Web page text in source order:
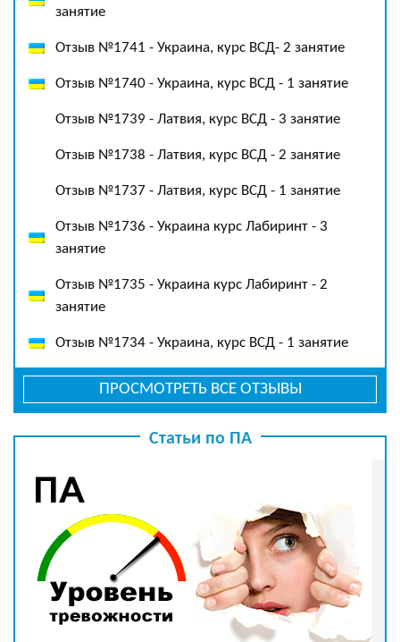
занятие
Отзыв №1741 - Украина, курс ВСД- 2 занятие
Отзыв №1740 - Украина, курс ВСД - 1 занятие
Отзыв №1739 - Латвия, курс ВСД - 3 занятие
Отзыв №1738 - Латвия, курс ВСД - 2 занятие
Отзыв №1737 - Латвия, курс ВСД - 1 занятие
Отзыв №1736 - Украина курс Лабиринт - 3
занятие
Отзыв №1735 - Украина курс Лабиринт - 2
занятие
Отзыв №1734 - Украина, курс ВСД - 1 занятие
ПРОСМОТРЕТЬ ВСЕ ОТЗЫВЫ
Статьи по ПА